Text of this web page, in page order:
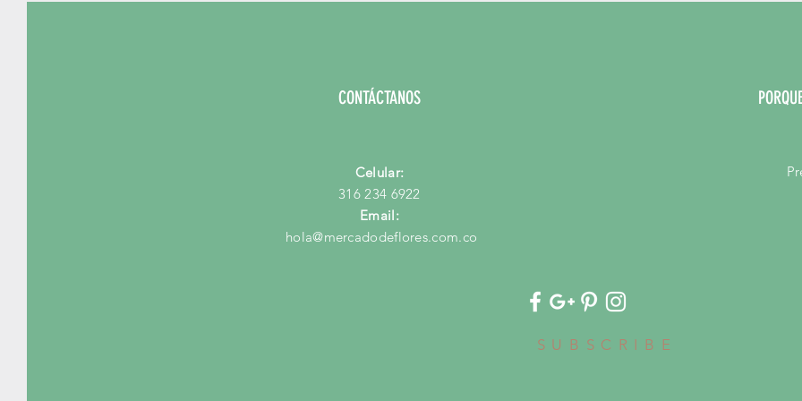
CONTÁCTANOS
Celular:
316 234 6922
Email:
hola@mercadodeflores.com.co
SUBSCRIBE